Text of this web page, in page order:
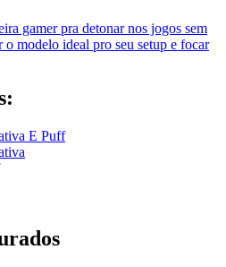
gamer pra detonar nos jogos sem
o modelo ideal pro seu setup e focar
E Puff